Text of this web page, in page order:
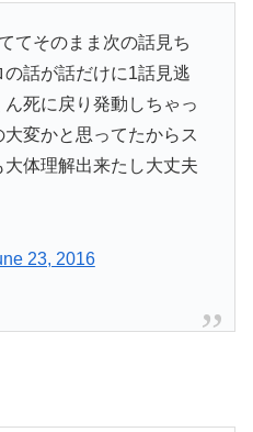
てそのまま次の話見ち
話が話だけに1話見逃
死に戻り発動しちゃっ
変かと思ってたからス
体理解出来たし大丈夫
23, 2016